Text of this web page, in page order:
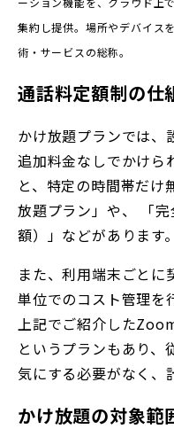
集約し提供。場所やデバイス
術・サービスの総称。
通話料定額制の仕
かけ放題プランでは、
追加料金なしでかけら
と、特定の時間帯だけ
放題プラン」や、 「
額）」などがあります。
また、利用端末ごとに
単位でのコスト管理を
上記でご紹介した
というプランもあり、
気にする必要がなく、
かけ放題の対象範